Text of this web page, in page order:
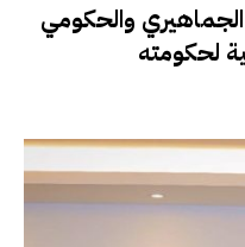
الجماهيري والحكومي
لحكومته